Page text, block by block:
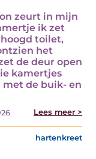
zeurt in mijn
ik zet
toilet,
het
de deur open
kamertjes
de buik- en
Lees meer >
hartenkreet